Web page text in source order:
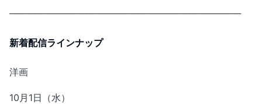
────────────────────────────────────
新着配信ラインナップ
洋画
10月1日（水）